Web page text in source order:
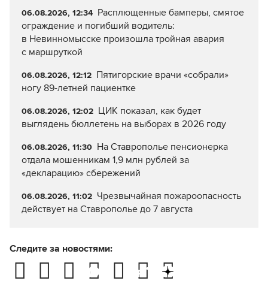
06.08.2026, 12:34 Расплющенные бамперы, смятое
ограждение и погибший водитель:
в Невинномысске произошла тройная авария
с маршруткой
06.08.2026, 12:12 Пятигорские врачи «собрали»
ногу 89-летней пациентке
06.08.2026, 12:02 ЦИК показал, как будет
выглядень бюллетень на выборах в 2026 году
06.08.2026, 11:30 На Ставрополье пенсионерка
отдала мошенникам 1,9 млн рублей за
«декларацию» сбережений
06.08.2026, 11:02 Чрезвычайная пожароопасность
действует на Ставрополье до 7 августа
Следите за новостями: